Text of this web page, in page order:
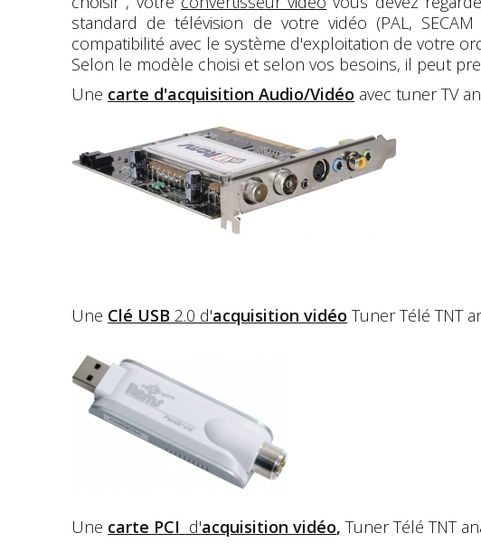
standard de télévision de votre vidéo (PAL,
compatibilité avec le système d'exploitation de votre
Selon le modèle choisi et selon vos besoins, il peut
Une carte d'acquisition Audio/Vidéo avec tuner TV
Une Clé USB 2.0 d'acquisition vidéo Tuner Télé TNT
Une carte PCI d'acquisition vidéo, Tuner Télé TNT